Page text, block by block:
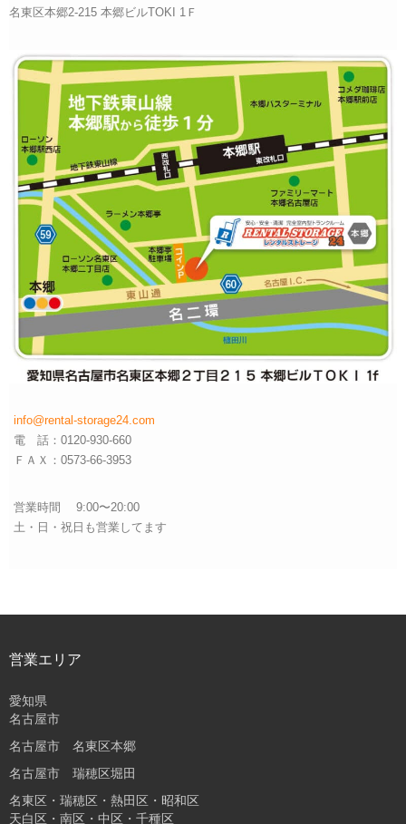
名東区本郷2-215 本郷ビルTOKI 1Ｆ
info@rental-storage24.com
電 話：0120-930-660
ＦＡＸ：0573-66-3953
営業時間 9:00〜20:00
土・日・祝日も営業してます
営業エリア
愛知県
名古屋市
名古屋市 名東区本郷
名古屋市 瑞穂区堀田
名東区・瑞穂区・熱田区・昭和区
天白区・南区・中区・千種区